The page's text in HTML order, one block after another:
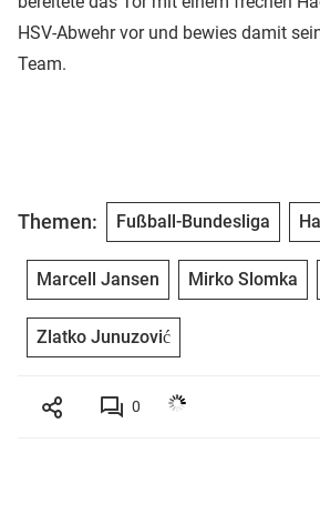
HSV-Abwehr vor und bewies damit
Team.
Themen: Fußball-Bundesliga
Marcell Jansen Mirko Slomka
Zlatko Junuzović
0